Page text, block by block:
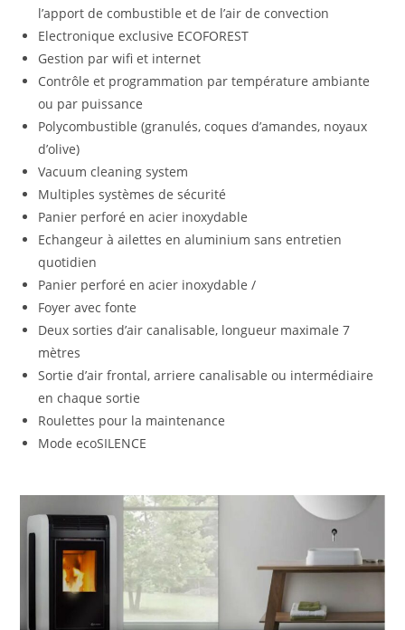
l’apport de combustible et de l’air de convection
Electronique exclusive ECOFOREST
Gestion par wifi et internet
Contrôle et programmation par température ambiante
ou par puissance
Polycombustible (granulés, coques d’amandes, noyaux
d’olive)
Vacuum cleaning system
Multiples systèmes de sécurité
Panier perforé en acier inoxydable
Echangeur à ailettes en aluminium sans entretien
quotidien
Panier perforé en acier inoxydable /
Foyer avec fonte
Deux sorties d’air canalisable, longueur maximale 7
mètres
Sortie d’air frontal, arriere canalisable ou intermédiaire
en chaque sortie
Roulettes pour la maintenance
Mode ecoSILENCE